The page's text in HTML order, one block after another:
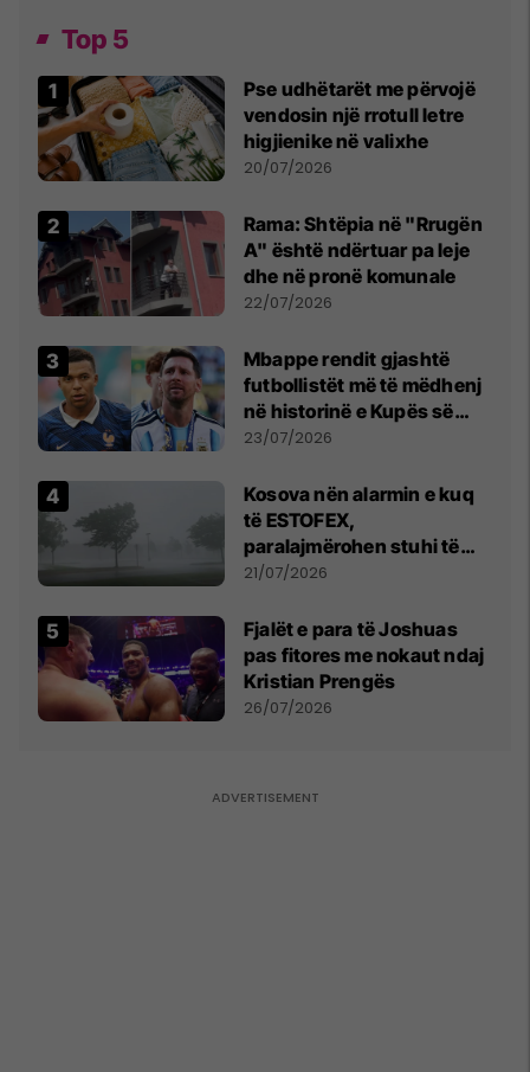
Top 5
Pse udhëtarët me përvojë
vendosin një rrotull letre
higjienike në valixhe
20/07/2026
Rama: Shtëpia në "Rrugën
A" është ndërtuar pa leje
dhe në pronë komunale
22/07/2026
Mbappe rendit gjashtë
futbollistët më të mëdhenj
në historinë e Kupës së
Botës, Messi mbetet i dyti
23/07/2026
Kosova nën alarmin e kuq
të ESTOFEX,
paralajmërohen stuhi të
fuqishme me breshër dhe
21/07/2026
Fjalët e para të Joshuas
pas fitores me nokaut ndaj
Kristian Prengës
26/07/2026